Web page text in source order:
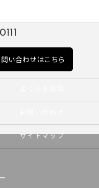
問い合わせはこちら
サイトマップ